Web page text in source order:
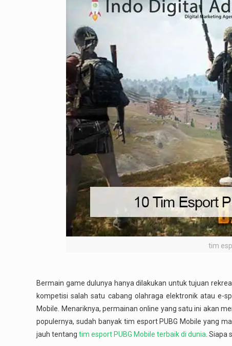
tim
Bermain game dulunya hanya dilakukan untuk tujuan
kompetisi salah satu cabang olahraga elektronik atau e-
Mobile. Menariknya, permainan online yang satu ini akan
populernya, sudah banyak tim esport PUBG Mobile yang
jauh tentangtim esport PUBG Mobile terbaik di dunia .